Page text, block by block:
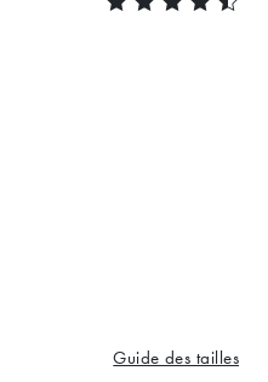
Guide des tailles